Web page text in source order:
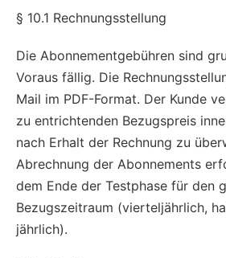
§ 10.1 Rechnungsstellung
Die Abonnementgebühren sind
Voraus fällig. Die
Mail im PDF-Format. Der Kunde
zu entrichtenden Bezugspreis
nach Erhalt der Rechnung zu
Abrechnung der Abonnements
dem Ende der Testphase für den
Bezugszeitraum (vierteljährlich,
jährlich).